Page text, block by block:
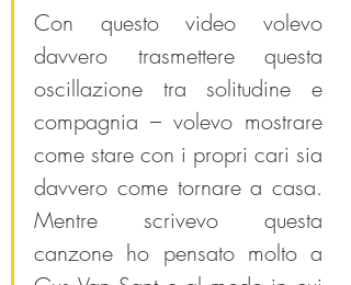
Con questo video volevo
davvero trasmettere questa
oscillazione tra solitudine e
compagnia – volevo mostrare
come stare con i propri cari sia
davvero come tornare a casa.
Mentre scrivevo questa
canzone ho pensato molto a